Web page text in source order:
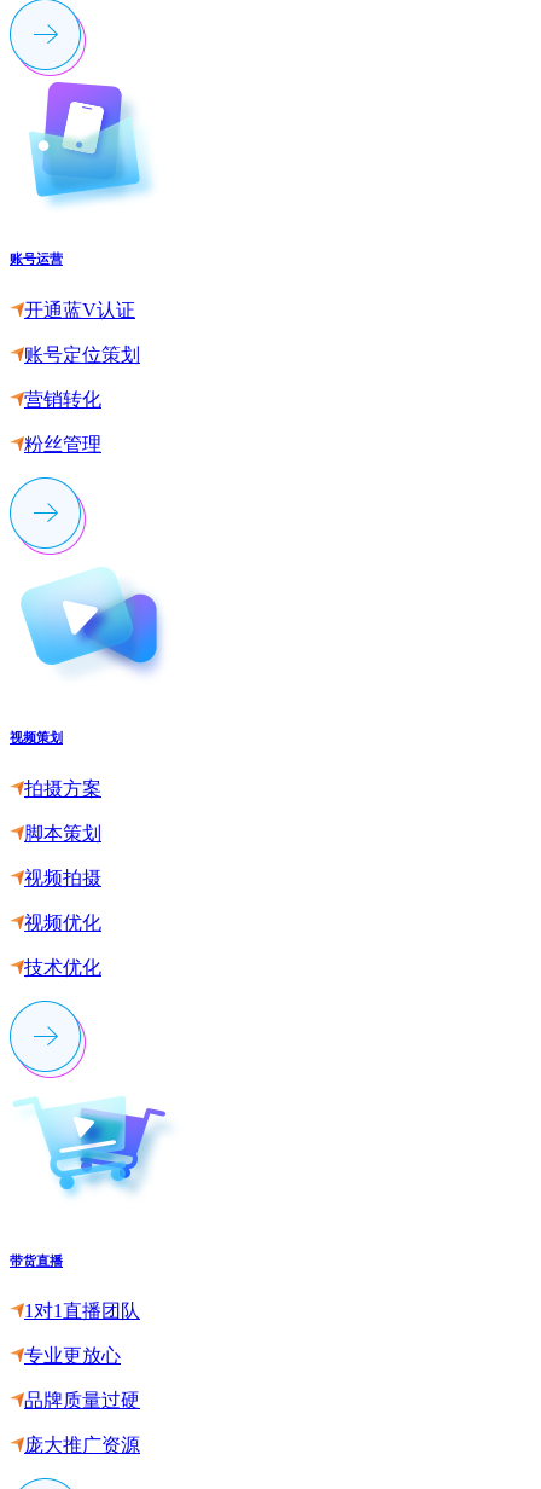
账号运营
开通蓝V认证
账号定位策划
营销转化
粉丝管理
视频策划
拍摄方案
脚本策划
视频拍摄
视频优化
技术优化
带货直播
1对1直播团队
专业更放心
品牌质量过硬
庞大推广资源